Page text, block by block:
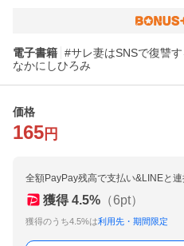
電子書籍 #サレ妻はSNSで復讐
なかにしひろみ
価格
165 円
全額PayPay残高で支払い&LINEと
獲得 4.5% （6pt）
獲得のうち4.5%は利用先・期間限定